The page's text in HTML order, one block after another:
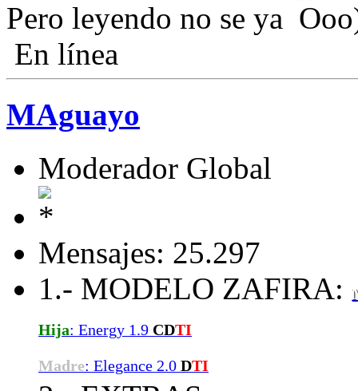
Pero leyendo no se ya
En línea
MAguayo
Moderador Global
Mensajes: 25.297
1.- MODELO ZAFIRA:
Hija: Energy 1.9 CDTI
Madre: Elegance 2.0 DTI